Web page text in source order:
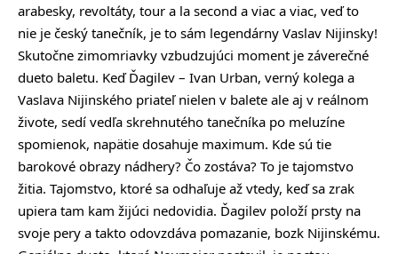
arabesky, revoltáty, tour a la second a viac a viac, veď to
nie je český tanečník, je to sám legendárny Vaslav Nijinsky!
Skutočne zimomriavky vzbudzujúci moment je záverečné
dueto baletu. Keď Ďagilev – Ivan Urban, verný kolega a
Vaslava Nijinského priateľ nielen v balete ale aj v reálnom
živote, sedí vedľa skrehnutého tanečníka po meluzíne
spomienok, napätie dosahuje maximum. Kde sú tie
barokové obrazy nádhery? Čo zostáva? To je tajomstvo
žitia. Tajomstvo, ktoré sa odhaľuje až vtedy, keď sa zrak
upiera tam kam žijúci nedovidia. Ďagilev položí prsty na
svoje pery a takto odovzdáva pomazanie, bozk Nijinskému.